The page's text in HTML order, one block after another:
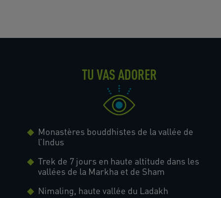
TU VAS ADORER
Monastères bouddhistes de la vallée de
l’Indus
Trek de 7 jours en haute altitude dans les
vallées de la Markha et de Sham
Nimaling, haute vallée du Ladakh